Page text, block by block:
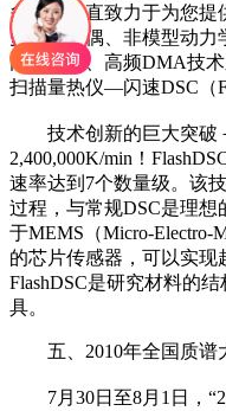
多公司一直致力于为您
多对热电偶、非模型动力
同步分析、高频DMA技
扫描量热仪—闪速DSC（
技术创新的巨大突破
2,400,000K/min！
速率达到7个数量级。该
过程，与常规DSC是理想
于MEMS（Micro-Electro-
的芯片传感器，可以实现
FlashDSC是研究材料的
具。
五、2010年全国质谱
7月30日至8月1日，